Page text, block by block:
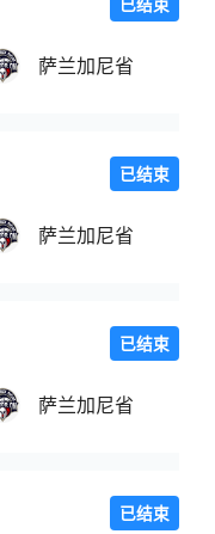
萨兰加尼省
萨兰加尼省
已结束
萨兰加尼省
已结束
已结束